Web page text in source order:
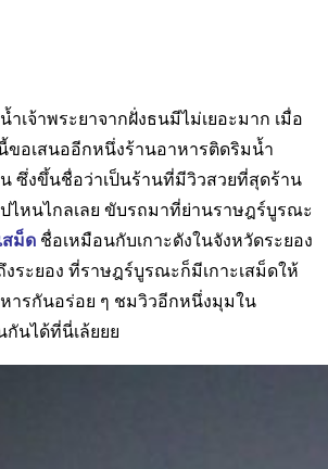
เจ้าพระยาจากฝั่งธนมีไม่เยอะมาก เมื่อ
ขอเสนออีกหนึ่งร้านอาหารติดริมน้ำ
น ซึ่งขึ้นชื่อว่าเป็นร้านที่มีวิวสวยที่สุดร้าน
ไหนไกลเลย ขับรถมาที่ย่านราษฎร์บูรณะ
สม็ด ชื่อเหมือนกับเกาะดังในจังหวัดระยอง
งระยอง ที่ราษฎร์บูรณะก็มีเกาะเสม็ดให้
หารกันอร่อย ๆ ชมวิวอีกหนึ่งมุมใน
กันได้ที่นี่เล้ยยย